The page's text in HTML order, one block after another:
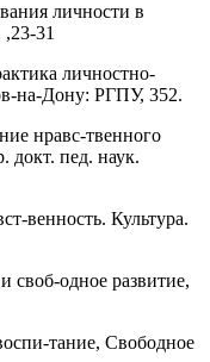
личности в
31
личностно-
на-Дону: РГПУ, 352.
нравс-твенного
докт. пед. наук.
венность. Культура.
одное развитие,
тание, Свободное